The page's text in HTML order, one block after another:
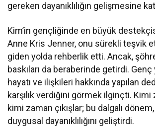
gereken dayanıklılığın gelişmesine
Kim’in gençliğinde en büyük
Anne Kris Jenner, onu sürekli teşvik
giden yolda rehberlik etti. Ancak,
baskıları da beraberinde getirdi.
hayatı ve ilişkileri hakkında yapılan
karşılık verdiğini görmek ilginçti. Kimi
kimi zaman çıkışlar; bu dalgalı dönem,
duygusal dayanıklılığını geliştirdi.